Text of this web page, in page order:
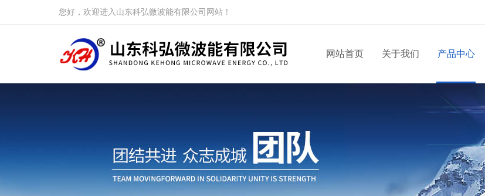
您好，欢迎进入山东科弘微波能有限公司网站！
网站首页 关于我们 产品中心